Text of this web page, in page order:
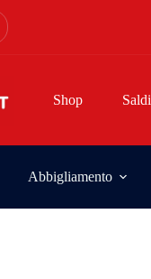
Shop Saldi
Abbigliamento